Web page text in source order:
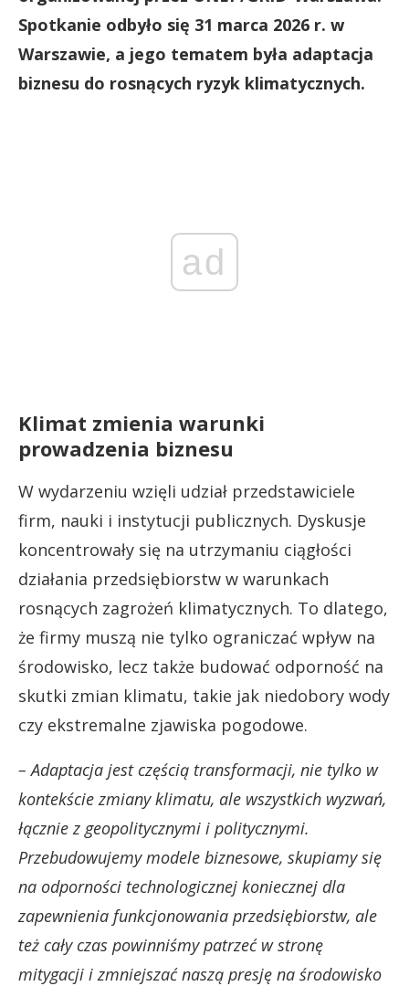
Spotkanie odbyło się 31 marca 2026 r. w
Warszawie, a jego tematem była adaptacja
biznesu do rosnących ryzyk klimatycznych.
ad
Klimat zmienia warunki
prowadzenia biznesu
W wydarzeniu wzięli udział przedstawiciele
firm, nauki i instytucji publicznych. Dyskusje
koncentrowały się na utrzymaniu ciągłości
działania przedsiębiorstw w warunkach
rosnących zagrożeń klimatycznych. To dlatego,
że firmy muszą nie tylko ograniczać wpływ na
środowisko, lecz także budować odporność na
skutki zmian klimatu, takie jak niedobory wody
czy ekstremalne zjawiska pogodowe.
– Adaptacja jest częścią transformacji, nie tylko w
kontekście zmiany klimatu, ale wszystkich wyzwań,
łącznie z geopolitycznymi i politycznymi.
Przebudowujemy modele biznesowe, skupiamy się
na odporności technologicznej koniecznej dla
zapewnienia funkcjonowania przedsiębiorstw, ale
też cały czas powinniśmy patrzeć w stronę
mitygacji i zmniejszać naszą presję na środowisko